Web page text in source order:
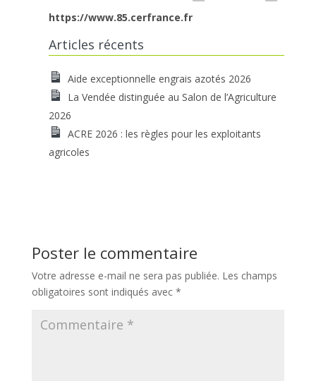
https://www.85.cerfrance.fr
Articles récents
Aide exceptionnelle engrais azotés 2026
La Vendée distinguée au Salon de l’Agriculture
2026
ACRE 2026 : les règles pour les exploitants
agricoles
Poster le commentaire
Votre adresse e-mail ne sera pas publiée. Les champs
obligatoires sont indiqués avec *